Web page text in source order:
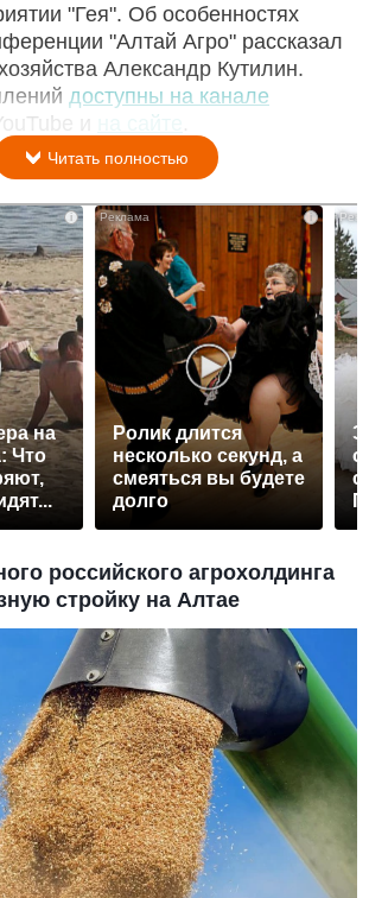
"Гея". Об особенностях
"Алтай Агро" рассказал
Александр Кутилин.
доступны на канале
и на сайте
Читать полностью
i
на
Что
Ролик длится
несколько секунд, а
смеяться вы будете
долго
российского агрохолдинга
стройку на Алтае